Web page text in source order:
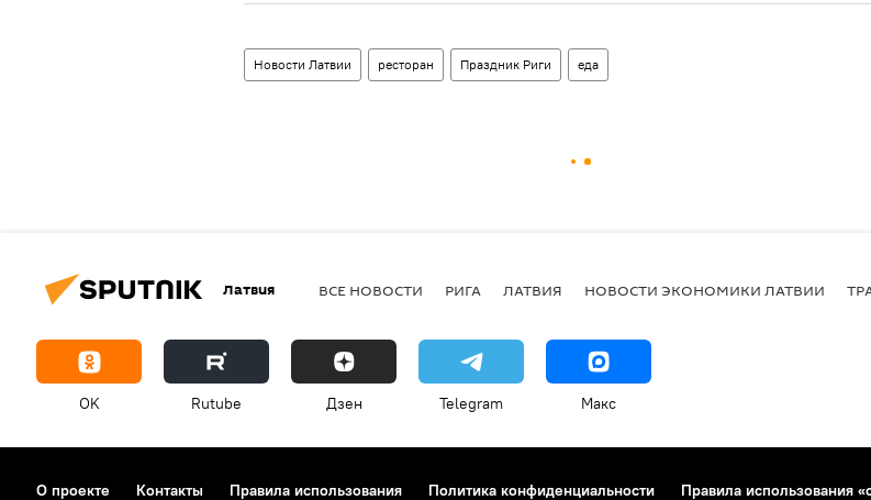
Новости Латвии ресторан Праздник Риги еда
Латвия ВСЕ НОВОСТИ РИГА ЛАТВИЯ НОВОСТИ ЭКОНОМИКИ ЛАТВИИ
OK Rutube Дзен Telegram Макс
О проекте Контакты Правила использования Политика конфиденциальности Правила использования